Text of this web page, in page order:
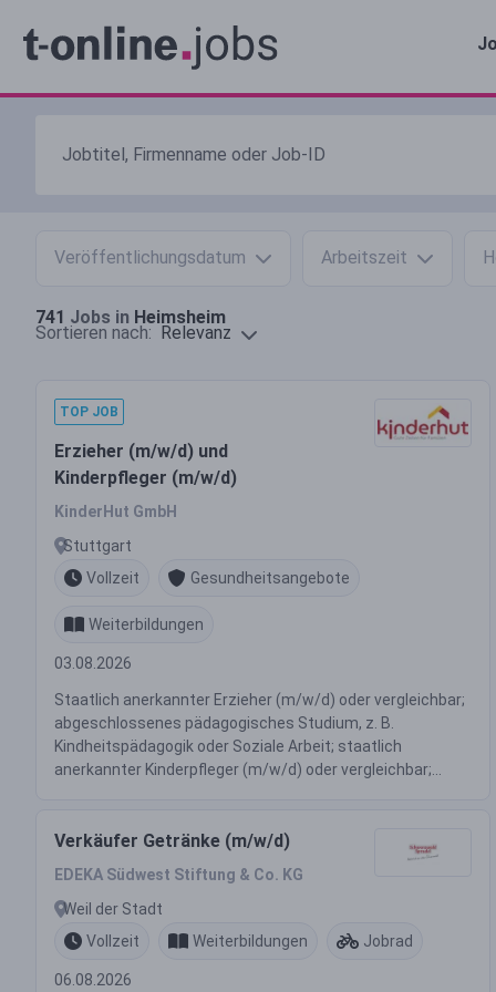
Veröffentlichungsdatum Arbeitszeit
741 Jobs in Heimsheim
Sortieren nach: Relevanz
TOP JOB
Erzieher (m/w/d) und
Kinderpfleger (m/w/d)
KinderHut GmbH
Stuttgart
Vollzeit
Gesundheitsangebote
Weiterbildungen
03.08.2026
Staatlich anerkannter Erzieher (m/w/d) oder vergleichbar;
abgeschlossenes pädagogisches Studium, z. B.
Kindheitspädagogik oder Soziale Arbeit; staatlich
anerkannter Kinderpfleger (m/w/d) oder vergleichbar;...
Verkäufer Getränke (m/w/d)
EDEKA Südwest Stiftung & Co. KG
Weil der Stadt
Vollzeit
Weiterbildungen Jobrad
06.08.2026